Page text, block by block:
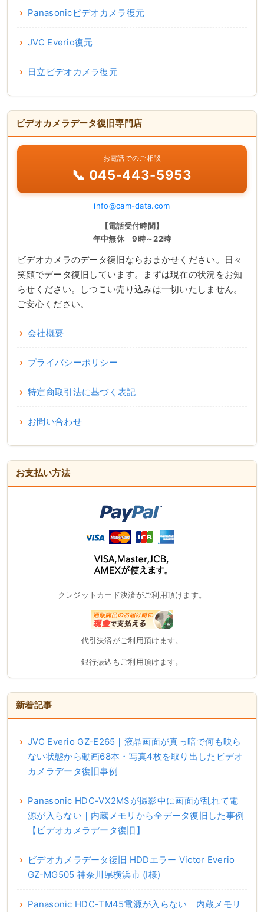
Panasonicビデオカメラ復元
JVC Everio復元
日立ビデオカメラ復元
ビデオカメラデータ復旧専門店
お電話でのご相談
📞 045-443-5953
info@cam-data.com
【電話受付時間】
年中無休 9時～22時
ビデオカメラのデータ復旧ならおまかせください。日々
笑顔でデータ復旧しています。まずは現在の状況をお知
らせください。しつこい売り込みは一切いたしません。
ご安心ください。
会社概要
プライバシーポリシー
特定商取引法に基づく表記
お問い合わせ
お支払い方法
クレジットカード決済がご利用頂けます。
代引決済がご利用頂けます。
銀行振込もご利用頂けます。
新着記事
JVC Everio GZ-E265｜液晶画面が真っ暗で何も映ら
ない状態から動画68本・写真4枚を取り出したビデオ
カメラデータ復旧事例
Panasonic HDC-VX2MSが撮影中に画面が乱れて電
源が入らない｜内蔵メモリから全データ復旧した事例
【ビデオカメラデータ復旧】
ビデオカメラデータ復旧 HDDエラー Victor Everio
GZ-MG505 神奈川県横浜市 (I様)
Panasonic HDC-TM45電源が入らない｜内蔵メモリ